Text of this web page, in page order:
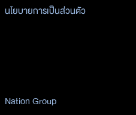
นโยบายการเป็นส่วนตัว
Nation Group